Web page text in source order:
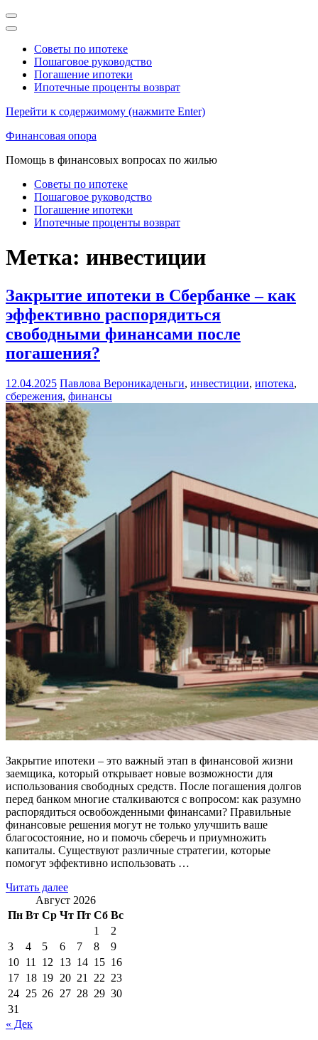
Советы по ипотеке
Пошаговое руководство
Погашение ипотеки
Ипотечные проценты возврат
Перейти к содержимому (нажмите Enter)
Финансовая опора
Помощь в финансовых вопросах по жилью
Советы по ипотеке
Пошаговое руководство
Погашение ипотеки
Ипотечные проценты возврат
Метка: инвестиции
Закрытие ипотеки в Сбербанке – как
эффективно распорядиться
свободными финансами после
погашения?
12.04.2025 Павлова Вероникаденьги, инвестиции, ипотека,
сбережения, финансы
Закрытие ипотеки – это важный этап в финансовой жизни
заемщика, который открывает новые возможности для
использования свободных средств. После погашения долгов
перед банком многие сталкиваются с вопросом: как разумно
распорядиться освобожденными финансами? Правильные
финансовые решения могут не только улучшить ваше
благосостояние, но и помочь сберечь и приумножить
капиталы. Существуют различные стратегии, которые
помогут эффективно использовать …
Читать далее
Август 2026
Пн Вт Ср Чт Пт Сб Вс
1
2
3
4 5 6 7 8
9
10 11 12 13 14 15 16
17 18 19 20 21 22 23
24 25 26 27 28 29 30
31
« Дек